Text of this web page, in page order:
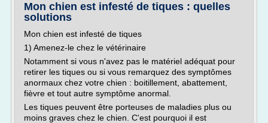
Mon chien est infesté de tiques : quelles
solutions
Mon chien est infesté de tiques
1) Amenez-le chez le vétérinaire
Notamment si vous n'avez pas le matériel adéquat pour
retirer les tiques ou si vous remarquez des symptômes
anormaux chez votre chien : boitillement, abattement,
fièvre et tout autre symptôme anormal.
Les tiques peuvent être porteuses de maladies plus ou
moins graves chez le chien. C'est pourquoi il est